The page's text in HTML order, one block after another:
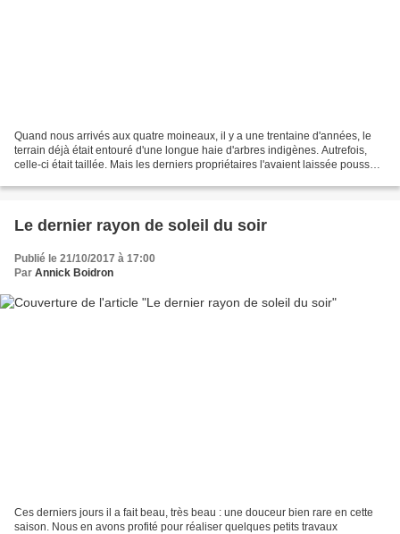
Quand nous arrivés aux quatre moineaux, il y a une trentaine d'années, le
terrain déjà était entouré d'une longue haie d'arbres indigènes. Autrefois,
celle-ci était taillée. Mais les derniers propriétaires l'avaient laissée pousser
Le dernier rayon de soleil du soir
Publié le 21/10/2017 à 17:00
Par Annick Boidron
Ces derniers jours il a fait beau, très beau : une douceur bien rare en cette
saison. Nous en avons profité pour réaliser quelques petits travaux